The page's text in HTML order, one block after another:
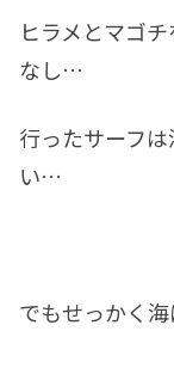
ヒラメとマゴ
なし…
行ったサーフ
い…
でもせっかく